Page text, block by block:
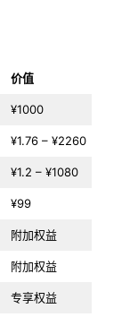
价值
¥1000
¥1.76 – ¥2260
¥1.2 – ¥1080
¥99
附加权益
附加权益
专享权益